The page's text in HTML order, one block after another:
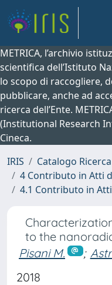
METRICA, l’archivio
scientifica dell’Istituto
lo scopo di raccogliere,
pubblicare, anche ad
ricerca dell’Ente.
(Institutional Research
Cineca.
IRIS
Catalogo Ricerca
4 Contributo in Atti
4.1 Contributo in
to the
Pisani M.
;
2018